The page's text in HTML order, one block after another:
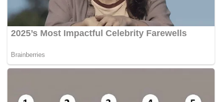
Tags: Hina Agong laporan polis NGO PAS